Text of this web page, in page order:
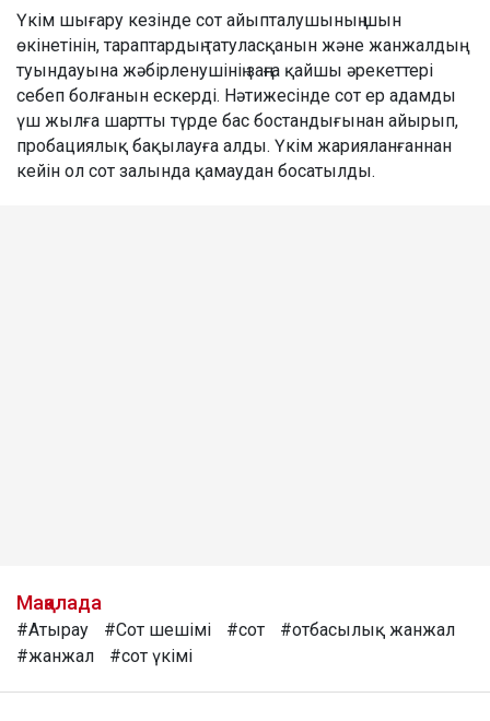
Үкім шығару кезінде сот айыпталушының шын
өкінетінін, тараптардың татуласқанын және жанжалдың
туындауына жәбірленушінің заңға қайшы әрекеттері
себеп болғанын ескерді. Нәтижесінде сот ер адамды
үш жылға шартты түрде бас бостандығынан айырып,
пробациялық бақылауға алды. Үкім жарияланғаннан
кейін ол сот залында қамаудан босатылды.
Мақалада
#Атырау #Сот шешімі #сот
#отбасылық жанжал
#жанжал
#сот үкімі